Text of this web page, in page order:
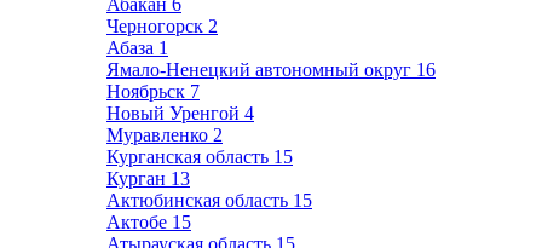
Абакан 6
Черногорск 2
Абаза 1
Ямало-Ненецкий автономный округ 16
Ноябрьск 7
Новый Уренгой 4
Муравленко 2
Курганская область 15
Курган 13
Актюбинская область 15
Актобе 15
Атырауская область 15